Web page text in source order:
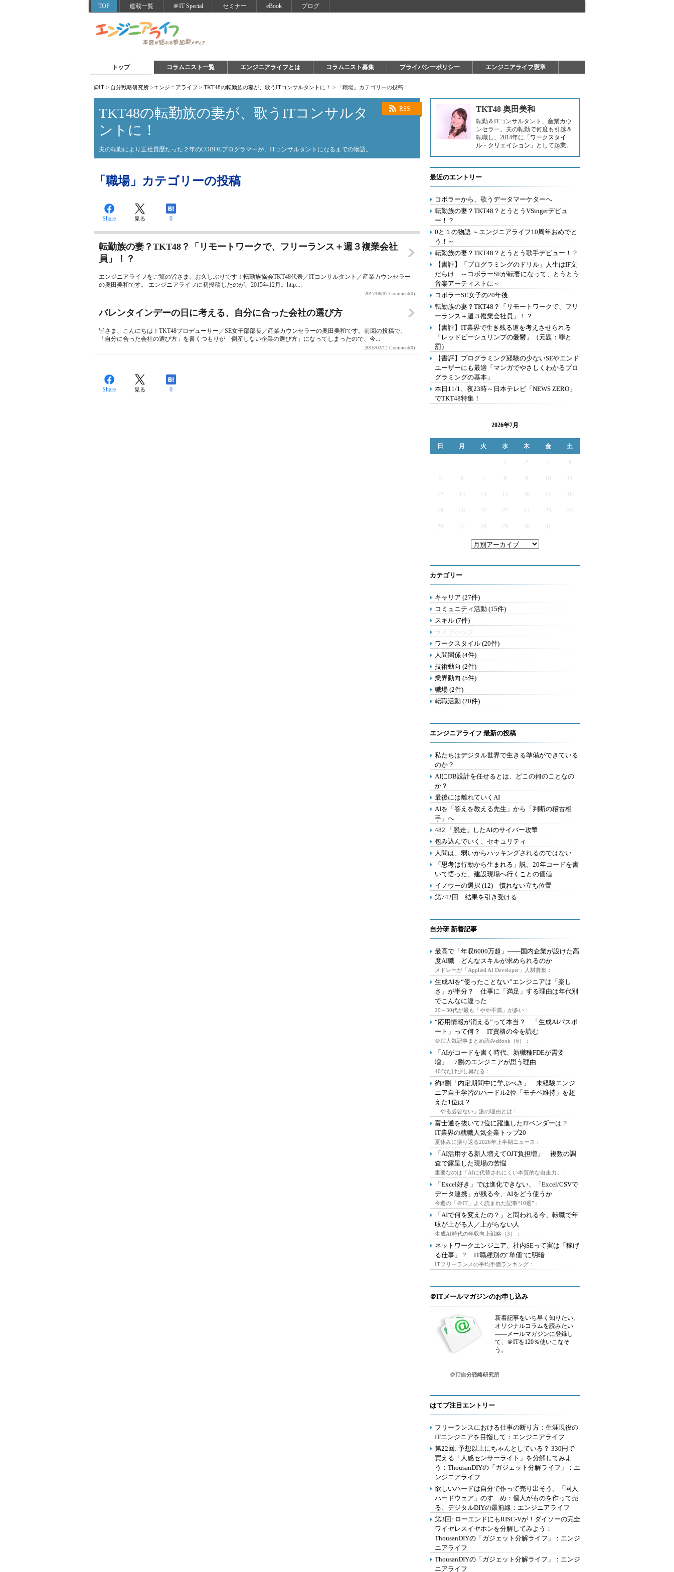
TOP 連載一覧 ＠IT Special セミナー eBook ブログ
トップ コラムニスト一覧 エンジニアライフとは コラムニスト募集 プライバシーポリシー エンジニアライフ憲章
@IT > 自分戦略研究所 >エンジニアライフ > TKT48の転勤族の妻が、歌うITコンサルタントに！ > 「職場」カテゴリーの投稿：
RSS
TKT48の転勤族の妻が、歌うITコンサルタ
ントに！
夫の転勤により正社員歴たった２年のCOBOLプログラマーが、ITコンサルタントになるまでの物語。
「職場」カテゴリーの投稿
Share 見る 0
転勤族の妻？TKT48？「リモートワークで、フリーランス＋週３複業会社
員」！？
エンジニアライフをご覧の皆さま、お久しぶりです！転勤族協会TKT48代表／ITコンサルタント／産業カウンセラー
の奥田美和です。 エンジニアライフに初投稿したのが、2015年12月。http:...
2017/06/07 Comment(0)
バレンタインデーの日に考える、自分に合った会社の選び方
皆さま、こんにちは！TKT48プロデューサー／SE女子部部長／産業カウンセラーの奥田美和です。前回の投稿で、
「自分に合った会社の選び方」を書くつもりが「倒産しない企業の選び方」になってしまったので、今...
2016/02/12 Comment(0)
Share 見る 0
TKT48 奥田美和
転勤＆ITコンサルタント、産業カウ
ンセラー。夫の転勤で何度も引越＆
転職し、2014年に「 ワークスタイ
ル・クリエイション 」として起業。
最近のエントリー
コボラーから、歌うデータマーケターへ
転勤族の妻？TKT48？とうとうVSingerデビュ
ー！？
0と１の物語 ～エンジニアライフ10周年おめでと
う！～
転勤族の妻？TKT48？とうとう歌手デビュー！？
【書評】「プログラミングのドリル」人生はIF文
だらけ ～コボラーSEが転妻になって、とうとう
音楽アーティストに～
コボラーSE女子の20年後
転勤族の妻？TKT48？「リモートワークで、フリ
ーランス＋週３複業会社員」！？
【書評】IT業界で生き残る道を考えさせられる
「レッドビーシュリンプの憂鬱」（元題：罪と
罰）
【書評】プログラミング経験の少ないSEやエンド
ユーザーにも最適「マンガでやさしくわかるプロ
グラミングの基本」
本日11/1、夜23時～日本テレビ「NEWS ZERO」
でTKT48特集！
2026年7月
日 月 火 水 木 金 土
2 3 4
5 6 7 9
12 13 14 15 16 17
19 20 21 22 23 24 25
26 27 28 29 30 31
カテゴリー
キャリア (27件)
コミュニティ活動 (15件)
スキル (7件)
ライフハック
ワークスタイル (20件)
人間関係 (4件)
技術動向 (2件)
業界動向 (5件)
職場 (2件)
転職活動 (20件)
エンジニアライフ 最新の投稿
私たちはデジタル世界で生きる準備ができている
のか？
AIにDB設計を任せるとは、どこの何のことなの
か？
最後には離れていくAI
AIを「答えを教える先生」から「判断の稽古相
手」へ
482.「脱走」したAIのサイバー攻撃
包み込んでいく、セキュリティ
人間は、弱いからハッキングされるのではない
「思考は行動から生まれる」説。20年コードを書
いて悟った、建設現場へ行くことの価値
イノウーの選択 (12) 慣れない立ち位置
第742回 結果を引き受ける
自分研 新着記事
最高で「年収6000万超」――国内企業が設けた高
度AI職 どんなスキルが求められるのか
メドレーが「Applied AI Developer」人材募集：
生成AIを“使ったことない”エンジニアは「楽し
さ」が半分？ 仕事に「満足」する理由は年代別
でこんなに違った
20～30代が最も「やや不満」が多い：
“応用情報が消える”って本当？ 「生成AIパスポ
ート」って何？ IT資格の今を読む
＠IT人気記事まとめ読みeBook（6）：
「AIがコードを書く時代、新職種FDEが需要
増」 7割のエンジニアが思う理由
40代だけ少し異なる：
約8割「内定期間中に学ぶべき」 未経験エンジ
ニア自主学習のハードル2位「モチベ維持」を超
えた1位は？
「やる必要ない」派の理由とは：
富士通を抜いて2位に躍進したITベンダーは？
IT業界の就職人気企業トップ20
夏休みに振り返る2026年上半期ニュース：
「AI活用する新人増えてOJT負担増」 複数の調
査で露呈した現場の苦悩
重要なのは「AIに代替されにくい本質的な自走力」：
「Excel好き」では進化できない、「Excel/CSVで
データ連携」が残る今、AIをどう使うか
今週の「＠IT」よく読まれた記事“10選”：
「AIで何を変えたの？」と問われる今、転職で年
収が上がる人／上がらない人
生成AI時代の年収向上戦略（3）：
ネットワークエンジニア、社内SEって実は「稼げ
る仕事」？ IT職種別の“単価”に明暗
ITフリーランスの平均単価ランキング：
＠ITメールマガジンのお申し込み
新着記事をいち早く知りたい、
オリジナルコラムを読みたい
――メールマガジンに登録し
て、＠ITを120％使いこなそ
う。
＠IT自分戦略研究所
はてブ注目エントリー
フリーランスにおける仕事の断り方：生涯現役の
ITエンジニアを目指して：エンジニアライフ
第22回: 予想以上にちゃんとしている？ 330円で
買える「人感センサーライト」を分解してみよ
う：ThousanDIYの「ガジェット分解ライフ」：エ
ンジニアライフ
欲しいハードは自分で作って売り出そう。「同人
ハードウェア」のすゝめ：個人がものを作って売
る、デジタルDIYの最前線：エンジニアライフ
第3回: ローエンドにもRISC-Vが！ダイソーの完全
ワイヤレスイヤホンを分解してみよう：
ThousanDIYの「ガジェット分解ライフ」：エンジ
ニアライフ
ThousanDIYの「ガジェット分解ライフ」：エンジ
ニアライフ